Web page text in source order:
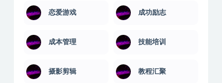
恋爱游戏 成功励志
成本管理 技能培训
摄影剪辑 教程汇聚